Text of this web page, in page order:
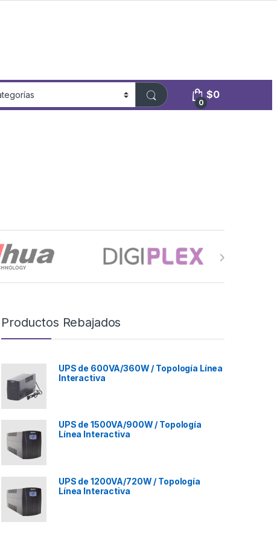
0
$0
Productos Rebajados
UPS de 600VA/360W / Topología Línea
Interactiva
UPS de 1500VA/900W / Topología
Línea Interactiva
UPS de 1200VA/720W / Topología
Línea Interactiva